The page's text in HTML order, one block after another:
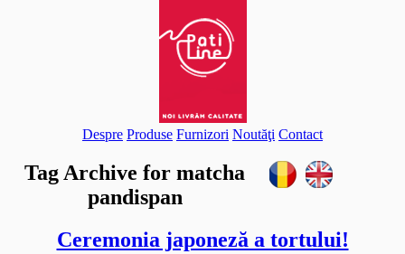
Despre Produse Furnizori Noutăţi Contact
Tag Archive for matcha
pandispan
Ceremonia japoneză a tortului!
{i['GoogleAnalyticsObject']=r;i[r]=i[r]||function(){ (i[r].q=i[r].q||
[]).push(arguments)},i[r].l=1*new Date();a=s.createElement(o),
m=s.getElementsByTagName(o)
[0];a.async=1;a.src=g;m.parentNode.insertBefore(a,m) })
analytics.com/analytics.js','ga'); ga('create', 'UA-46085358-1',
'patiline.ro'); ga('send', 'pageview');